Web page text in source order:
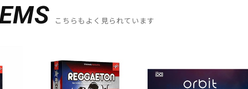
こちらもよく見られています